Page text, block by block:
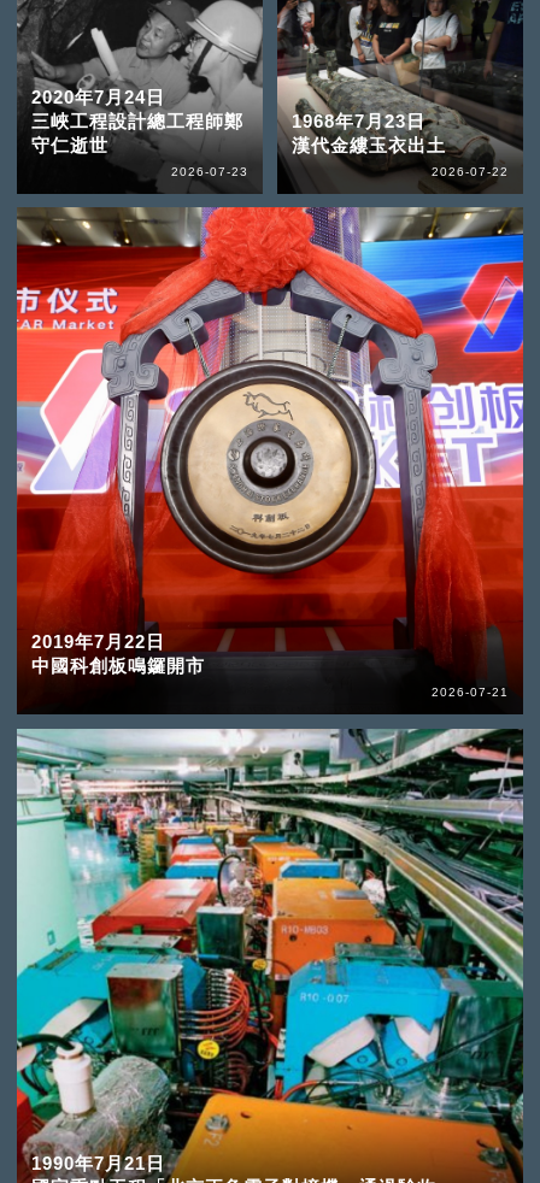
2020年7月24日
三峽工程設計總工程師鄭
守仁逝世
2026-07-23
1968年7月23日
漢代金縷玉衣出土
2026-07-22
2019年7月22日
中國科創板鳴鑼開市
2026-07-21
1990年7月21日